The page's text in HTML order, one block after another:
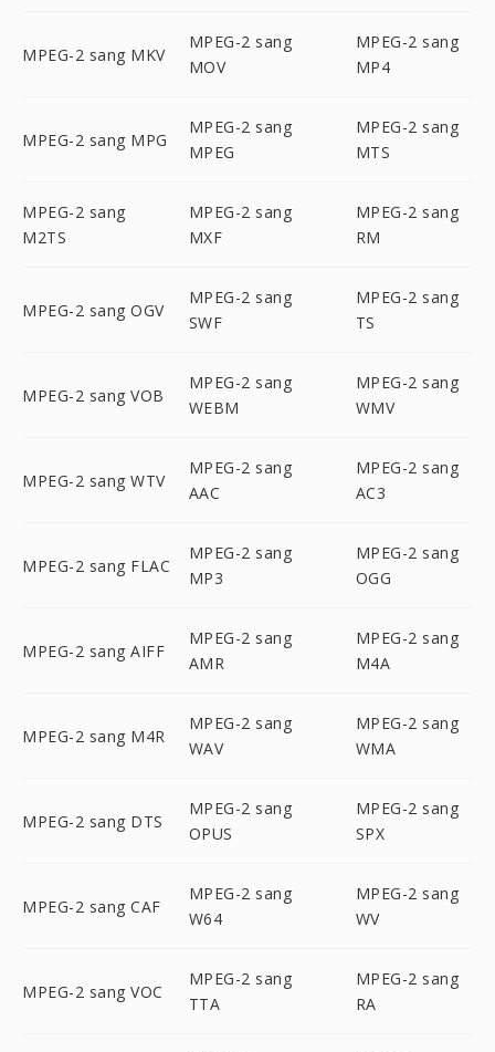
MPEG-2 sang MKV
MPEG-2 sang
MOV
MPEG-2 sang
MP4
MPEG-2 sang MPG
MPEG-2 sang
MPEG
MPEG-2 sang
MTS
MPEG-2 sang
M2TS
MPEG-2 sang
MXF
MPEG-2 sang
RM
MPEG-2 sang OGV
MPEG-2 sang
SWF
MPEG-2 sang
TS
MPEG-2 sang VOB
MPEG-2 sang
WEBM
MPEG-2 sang
WMV
MPEG-2 sang WTV
MPEG-2 sang
AAC
MPEG-2 sang
AC3
MPEG-2 sang FLAC
MPEG-2 sang
MP3
MPEG-2 sang
OGG
MPEG-2 sang AIFF
MPEG-2 sang
AMR
MPEG-2 sang
M4A
MPEG-2 sang M4R
MPEG-2 sang
WAV
MPEG-2 sang
WMA
MPEG-2 sang DTS
MPEG-2 sang
OPUS
MPEG-2 sang
SPX
MPEG-2 sang CAF
MPEG-2 sang
W64
MPEG-2 sang
WV
MPEG-2 sang VOC
MPEG-2 sang
TTA
MPEG-2 sang
RA